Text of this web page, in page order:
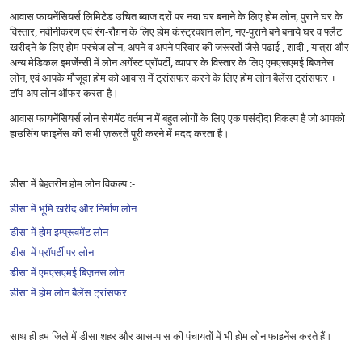
आवास फायनेंसियर्स लिमिटेड उचित ब्याज दरों पर नया घर बनाने के लिए होम लोन, पुराने घर के
विस्तार, नवीनीकरण एवं रंग-रौग़न के लिए होम कंस्ट्रक्शन लोन, नए-पुराने बने बनाये घर व फ्लैट
खरीदने के लिए होम परचेज लोन, अपने व अपने परिवार की जरूरतों जैसे पढाई , शादी , यात्रा और
अन्य मेडिकल इमर्जेन्सी में लोन अगेंस्ट प्रॉपर्टी, व्यापार के विस्तार के लिए एमएसएमई बिजनेस
लोन, एवं आपके मौजूदा होम को आवास में ट्रांसफर करने के लिए होम लोन बैलेंस ट्रांसफर +
टॉप-अप लोन ऑफर करता है।
आवास फायनेंसियर्स लोन सेगमेंट वर्तमान में बहुत लोगों के लिए एक पसंदीदा विकल्प है जो आपको
हाउसिंग फाइनेंस की सभी ज़रूरतें पूरी करने में मदद करता है।
डीसा में बेहतरीन होम लोन विकल्प :-
डीसा में भूमि खरीद और निर्माण लोन
डीसा में होम इम्प्रूवमेंट लोन
डीसा में प्रॉपर्टी पर लोन
डीसा में एमएसएमई बिज़नस लोन
डीसा में होम लोन बैलेंस ट्रांसफर
साथ ही हम ज़िले में डीसा शहर और आस-पास की पंचायतों में भी होम लोन फाइनेंस करते हैं।